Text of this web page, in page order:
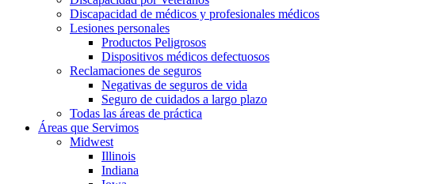
Discapacidad de médicos y profesionales médicos
Lesiones personales
Productos Peligrosos
Dispositivos médicos defectuosos
Reclamaciones de seguros
Negativas de seguros de vida
Seguro de cuidados a largo plazo
Todas las áreas de práctica
Áreas que Servimos
Midwest
Illinois
Indiana